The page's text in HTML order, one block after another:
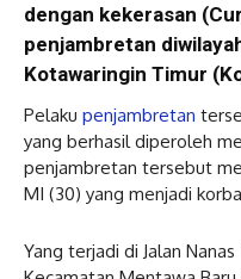
dengan kekerasan
penjambretan
Kotawaringin Timur
Pelaku penjambretan
yang berhasil diperoleh
penjambretan tersebut
MI (30) yang menjadi
Yang terjadi di Jalan